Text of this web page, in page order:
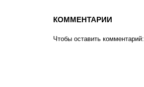
КОММЕНТАРИИ
Чтобы оставить комментарий: